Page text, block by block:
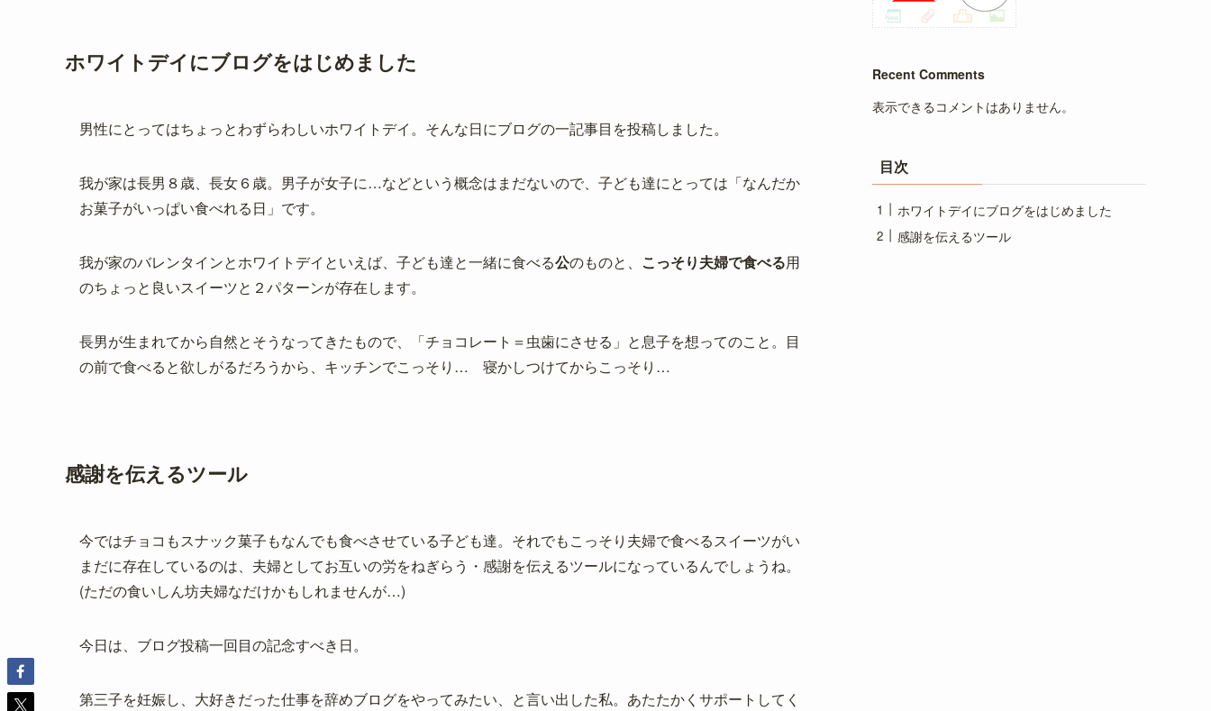
ホワイトデイにブログをはじめました
男性にとってはちょっとわずらわしいホワイトデイ。そんな日にブログの一記事目を投稿しました。
我が家は長男８歳、長女６歳。男子が女子に…などという概念はまだないので、子ども達にとっては「なんだか
お菓子がいっぱい食べれる日」です。
我が家のバレンタインとホワイトデイといえば、子ども達と一緒に食べる公のものと、 こっそり夫婦で食べる用
のちょっと良いスイーツと２パターンが存在します。
長男が生まれてから自然とそうなってきたもので、「チョコレート＝虫歯にさせる」と息子を想ってのこと。目
の前で食べると欲しがるだろうから、キッチンでこっそり… 寝かしつけてからこっそり…
感謝を伝えるツール
今ではチョコもスナック菓子もなんでも食べさせている子ども達。それでもこっそり夫婦で食べるスイーツがい
まだに存在しているのは、夫婦としてお互いの労をねぎらう・感謝を伝えるツールになっているんでしょうね。
(ただの食いしん坊夫婦なだけかもしれませんが…)
今日は、ブログ投稿一回目の記念すべき日。
第三子を妊娠し、大好きだった仕事を辞めブログをやってみたい、と言い出した私。あたたかくサポートしてく
Recent Comments
表示できるコメントはありません。
目次
ホワイトデイにブログをはじめました
感謝を伝えるツール